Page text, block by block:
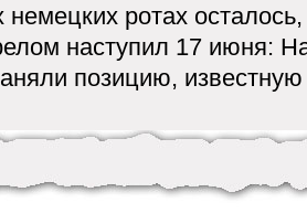
ротах
наступил 17 июня:
позицию, известную